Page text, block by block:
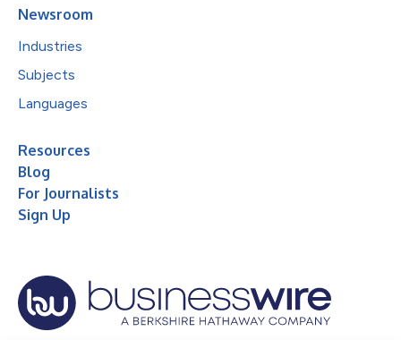
Newsroom
Industries
Subjects
Languages
Resources
Blog
For Journalists
Sign Up